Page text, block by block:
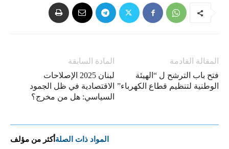
المادة السابقة
لبنان 2025 الإصلاحات
الاقتصادية في ظل الجمود
السياسي: هل من مخرج؟
المقالة القادمة
فتح باب الترشح ل “الهيئة
الوطنية لتنظيم قطاع الكهرباء”
المواد ذات الصلة أكثر من مؤلف